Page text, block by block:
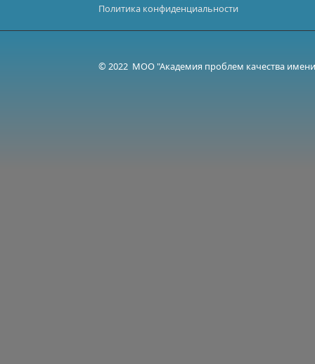
Политика конфиденциальности
© 2022 МОО "Академия проблем качества